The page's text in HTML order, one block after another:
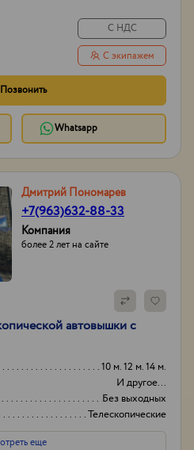
С НДС
С экипажем
Позвонить
Whatsapp
Дмитрий Пономарев
+7(963)632-88-33
Компания
более 2 лет на сайте
автовышки с
10 м. 12 м. 14 м.
И другое...
Без выходных
Телескопические
17м
еще